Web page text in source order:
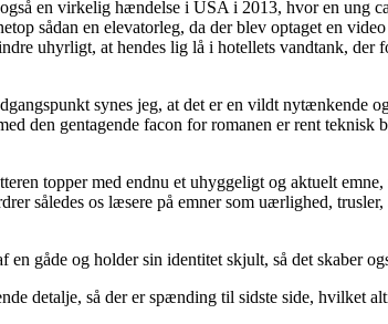
en virkelig hændelse i USA i 2013, hvor en ung
sådan en elevatorleg, da der blev optaget en
uhyrligt, at hendes lig lå i hotellets vandtank, der
synes jeg, at det er en vildt nytænkende
den gentagende facon for romanen er rent teknisk
topper med endnu et uhyggeligt og aktuelt
således os læsere på emner som uærlighed,
gåde og holder sin identitet skjult, så det skaber
detalje, så der er spænding til sidste side, hvilket